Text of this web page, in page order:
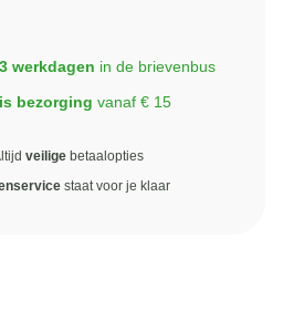
werkdagen in de brievenbus
bezorging vanaf € 15
veiligebetaalopties
staat voor je klaar